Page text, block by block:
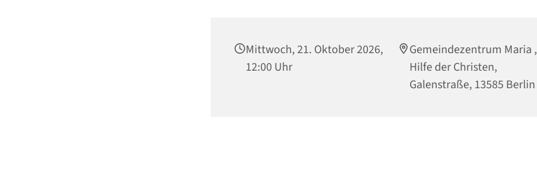
Mittwoch, 21. Oktober 2026,
12:00 Uhr
Gemeindezentrum Maria ,
Hilfe der Christen,
Galenstraße, 13585 Berlin